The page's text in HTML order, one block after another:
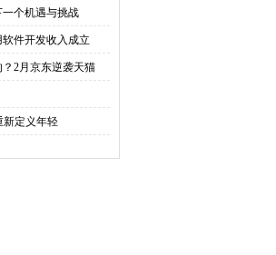
个机遇与挑战
件开发收入成立
2月京东逆袭天猫
新定义年轻